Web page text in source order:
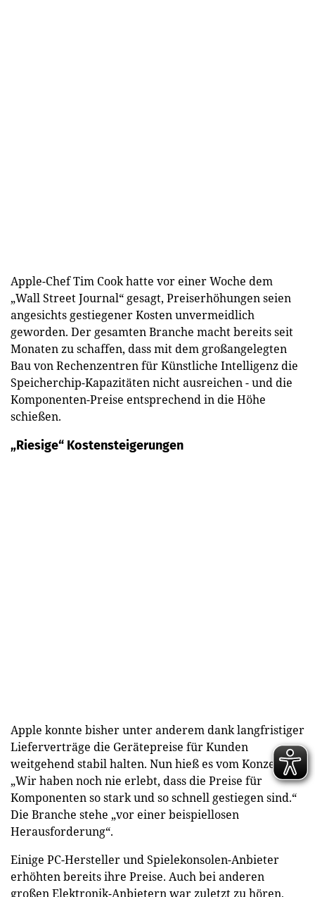
Apple-Chef Tim Cook hatte vor einer Woche dem
„Wall Street Journal“ gesagt, Preiserhöhungen seien
angesichts gestiegener Kosten unvermeidlich
geworden. Der gesamten Branche macht bereits seit
Monaten zu schaffen, dass mit dem großangelegten
Bau von Rechenzentren für Künstliche Intelligenz die
Speicherchip-Kapazitäten nicht ausreichen - und die
Komponenten-Preise entsprechend in die Höhe
schießen.
„Riesige“ Kostensteigerungen
Apple konnte bisher unter anderem dank langfristiger
Lieferverträge die Gerätepreise für Kunden
weitgehend stabil halten. Nun hieß es vom Konzern:
„Wir haben noch nie erlebt, dass die Preise für
Komponenten so stark und so schnell gestiegen sind.“
Die Branche stehe „vor einer beispiellosen
Herausforderung“.
Einige PC-Hersteller und Spielekonsolen-Anbieter
erhöhten bereits ihre Preise. Auch bei anderen
großen Elektronik-Anbietern war zuletzt zu hören,